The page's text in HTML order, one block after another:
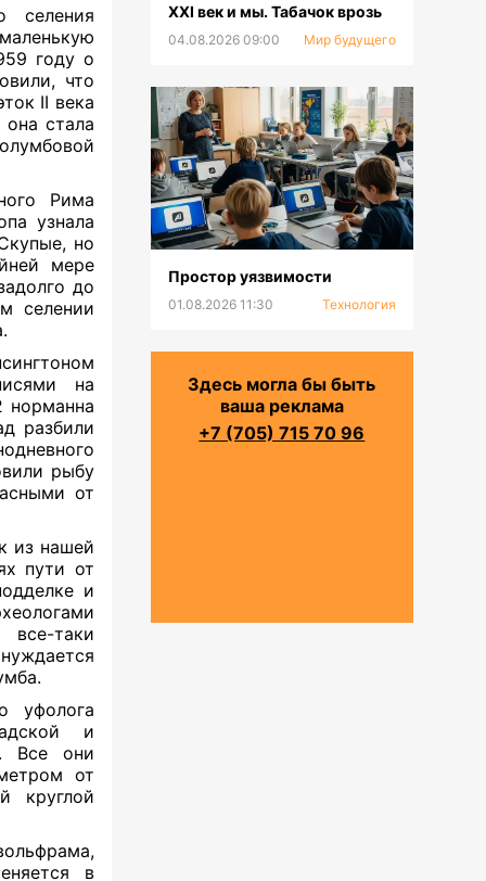
селения
году о
что
II века
стала
Рима
узнала
но
мере
до
селении
на
норманна
разбили
рыбу
от
из нашей
пути от
и
таки
уфолога
и
Все они
от
круглой
в
XXI век и мы. Табачок врозь
04.08.2026 09:00 Мир будущего
Простор уязвимости
01.08.2026 11:30 Технология
Здесь могла бы быть
ваша реклама
+7 (705) 715 70 96